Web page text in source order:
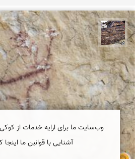
محمد ناصری فرد
وب‌سایت ما برای ارایه خدمات از
آشنایی با قوانین ما